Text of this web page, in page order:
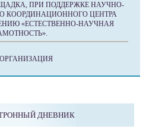
ПРИ ПОДДЕРЖКЕ НАУЧНО-
КООРДИНАЦИОННОГО ЦЕНТРА
«ЕСТЕСТВЕННО-НАУЧНАЯ
ДНЕВНИК